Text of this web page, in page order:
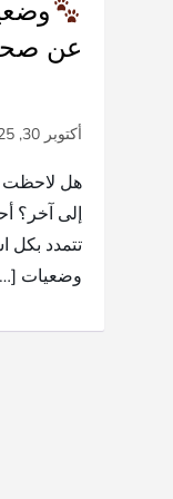
عن
هل لاحظت
إلى آخر؟
تتمدد بكل
وضعيات